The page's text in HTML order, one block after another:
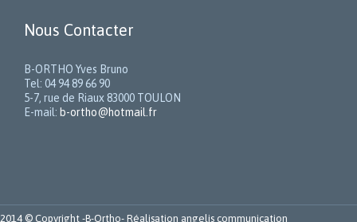
Nous Contacter
B-ORTHO Yves Bruno
Tel: 04 94 89 66 90
5-7, rue de Riaux 83000 TOULON
E-mail: b-ortho@hotmail.fr
2014 © Copyright -B-Ortho- Réalisation angelis communication